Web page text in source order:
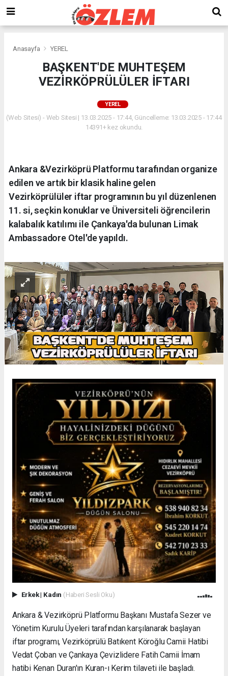
Anasayfa YEREL
BAŞKENT'DE MUHTEŞEM
VEZİRKÖPRÜLÜLER İFTARI
YEREL
(Web Sitesi) - Web Sitesi | 13.03.2025 - 17:44, Güncelleme: 13.03.2025 - 17:44
14391+ kez okundu.
Ankara &Vezirköprü Platformu tarafından organize
edilen ve artık bir klasik haline gelen
Vezirköprülüler iftar programının bu yıl düzenlenen
11. si, seçkin konuklar ve Üniversiteli öğrencilerin
kalabalık katılımı ile Çankaya'da bulunan Limak
Ambassadore Otel'de yapıldı.
Erkek| Kadın (Haberi Sesli Oku)
Ankara & Vezirköprü Platformu Başkanı Mustafa Sezer ve
Yönetim Kurulu Üyeleri tarafından karşılanarak başlayan
iftar programı, Vezirköprülü Batıkent Köroğlu Camii Hatibi
Vedat Çoban ve Çankaya Çevizlidere Fatih Camii İmam
hatibi Kenan Duran'ın Kuran-ı Kerim tilaveti ile başladı.